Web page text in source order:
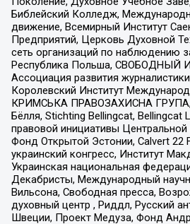
Библейский Колледж,
движение, Всемирный Институт
Предприятий, Церковь Духовной
сеть организаций по наблюдению
Республика Польша, СВОБОДНЫЙ
Ассоциация развития
Королевский Институт
КРИМСЬКА ПРАВОЗАХИСНА ГРУПА,
Бёлля, Stichting Bellingcat, Bellingcat
правовой инициативы
Фонд Открытой Эстонии, Calvert 22
украинский конгресс, Институт
Украинская национальная
Декабристы, Международный
Вильсона, Свободная пресса,
духовный центр , Риддл, Русский
Швеции, Проект Медуза, Фонд